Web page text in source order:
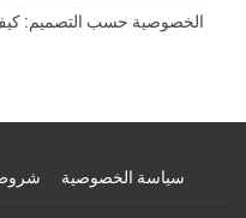
الخصوصية حسب التصميم: كيف
سياسة الخصوصية شروط